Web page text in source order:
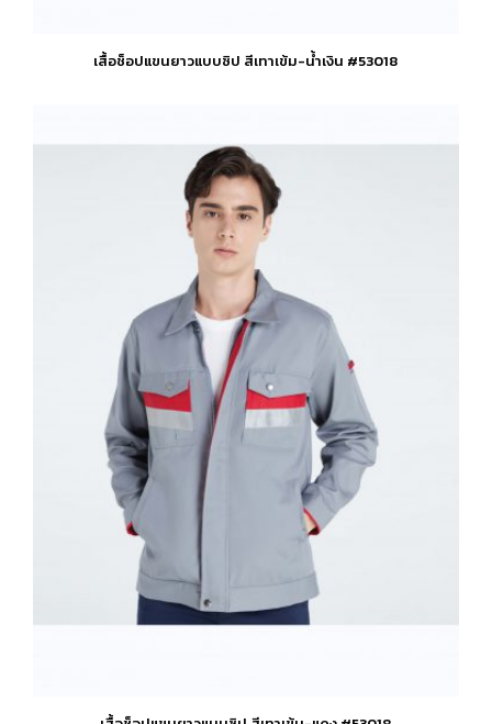
เสื้อช็อปแขนยาวแบบซิป สีเทาเข้ม-น้ำเงิน #53018
has
multiple
variants.
The
options
be
chosen
on
the
page